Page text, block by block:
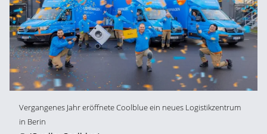
Vergangenes Jahr eröffnete Coolblue ein neues Logistikzentrum
in Berin